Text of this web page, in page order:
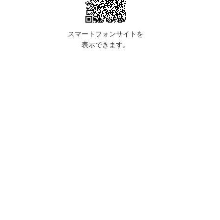
スマートフォンサイトを
表示できます。